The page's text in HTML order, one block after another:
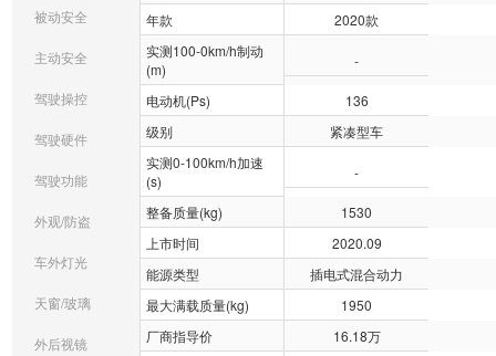
被动安全
主动安全
驾驶操控
驾驶硬件
驾驶功能
外观/防盗
车外灯光
天窗/玻璃
外后视镜
年款
2020款
实测100-0km/h制动
(m)
-
电动机(Ps)
136
级别
紧凑型车
实测0-100km/h加速
(s)
-
整备质量(kg)
1530
上市时间
2020.09
能源类型
插电式混合动力
最大满载质量(kg)
1950
厂商指导价
16.18万